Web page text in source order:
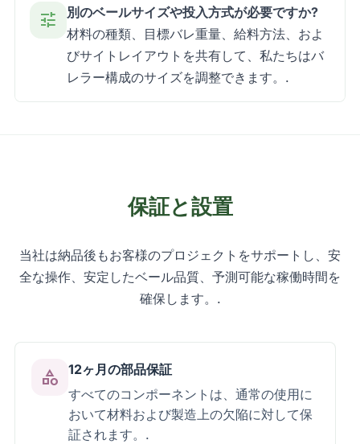
tune
別のベールサイズや投入方式が必要ですか?
材料の種類、目標バレ重量、給料方法、およ
びサイトレイアウトを共有して、私たちはバ
レラー構成のサイズを調整できます。.
保証と設置
当社は納品後もお客様のプロジェクトをサポートし、安
全な操作、安定したベール品質、予測可能な稼働時間を
確保します。.
category
12ヶ月の部品保証
すべてのコンポーネントは、通常の使用に
おいて材料および製造上の欠陥に対して保
証されます。.